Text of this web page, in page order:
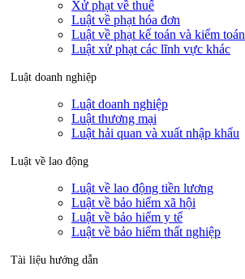
Xử phạt về thuế
Luật về phạt hóa đơn
Luật về phạt kế toán và kiểm toán
Luật xử phạt các lĩnh vực khác
Luật doanh nghiệp
Luật doanh nghiệp
Luật thương mại
Luật hải quan và xuất nhập khẩu
Luật về lao động
Luật về lao động tiền lương
Luật về bảo hiểm xã hội
Luật về bảo hiểm y tế
Luật về bảo hiểm thất nghiệp
Tài liệu hướng dẫn